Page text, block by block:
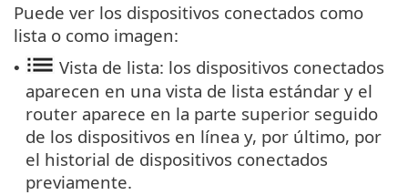
Puede ver los dispositivos conectados como
lista o como imagen:
•
Vista de lista: los dispositivos conectados
aparecen en una vista de lista estándar y el
router aparece en la parte superior seguido
de los dispositivos en línea y, por último, por
el historial de dispositivos conectados
previamente.